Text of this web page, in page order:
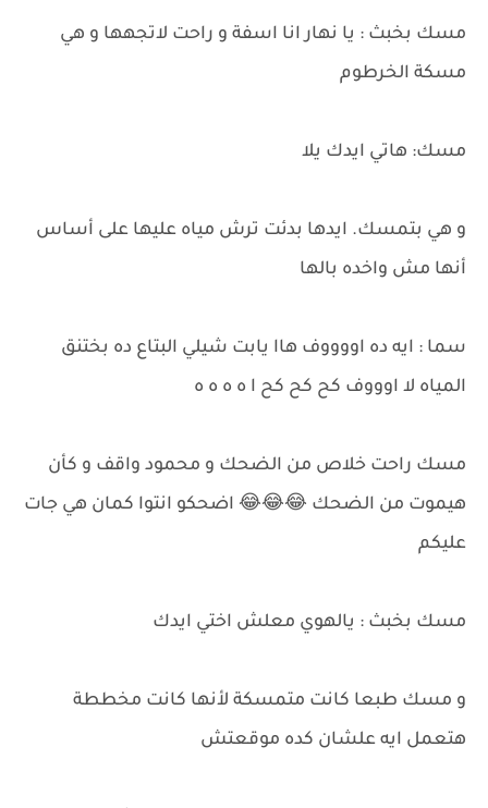
مسك بخبث : يا نهار انا اسفة و راحت لاتجهها و هي
مسكة الخرطوم
مسك: هاتي ايدك يلا
و هي بتمسك. ايدها بدئت ترش مياه عليها على أساس
أنها مش واخده بالها
سما : ايه ده اووووف هاا يابت شيلي البتاع ده بختنق
المياه لا اوووف كح كح كح ا ه ه ه ه
مسك راحت خلاص من الضحك و محمود واقف و كأن
هيموت من الضحك 😂😂😂 اضحكو انتوا كمان هي جات
عليكم
مسك بخبث : يالهوي معلش اختي ايدك
و مسك طبعا كانت متمسكة لأنها كانت مخططة
هتعمل ايه علشان كده موقعتش